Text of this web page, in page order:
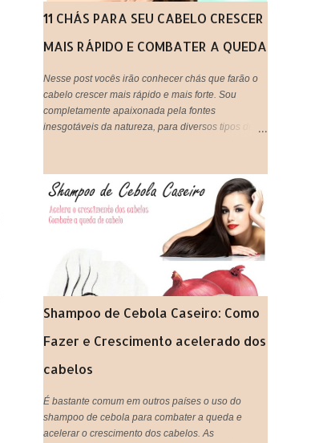
muito menos em cabelos, portanto fica a critério de
cada um, decidir utilizar ou não!
11 CHÁS PARA SEU CABELO CRESCER
MAIS RÁPIDO E COMBATER A QUEDA
Nesse post vocês irão conhecer chás que farão o
cabelo crescer mais rápido e mais forte. Sou
completamente apaixonada pela fontes
inesgotáveis da natureza, para diversos tipos de
natural e eficaz de tratar os fios em casa e
gastando super pouco. Tão prático que vocês
podem tanto beber, quanto aplicar nos cabelos,
unir o útil ao agradável né? IMPORTANTE:
Lembrando que pode ser usado tanto aqueles
saches industrializados ou você mesma pode
preparar o seu chá de forma natural,que é ainda
mais eficiente.
Shampoo de Cebola Caseiro: Como
Fazer e Crescimento acelerado dos
cabelos
É bastante comum em outros países o uso do
shampoo de cebola para combater a queda e
acelerar o crescimento dos cabelos. As